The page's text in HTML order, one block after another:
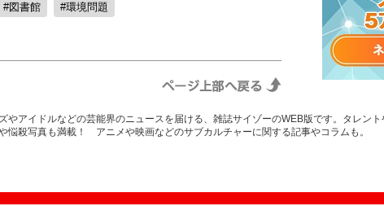
図書館 環境問題
やアイドルなどの芸能界のニュースを届ける、雑誌サイゾーのWEB版です。タレン
悩殺写真も満載！ アニメや映画などのサブカルチャーに関する記事やコラムも。